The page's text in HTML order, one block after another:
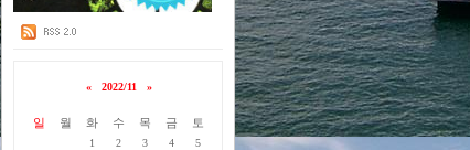
« 2022/11 »
일 월 화 수 목 금 토
1 2 3 4
5